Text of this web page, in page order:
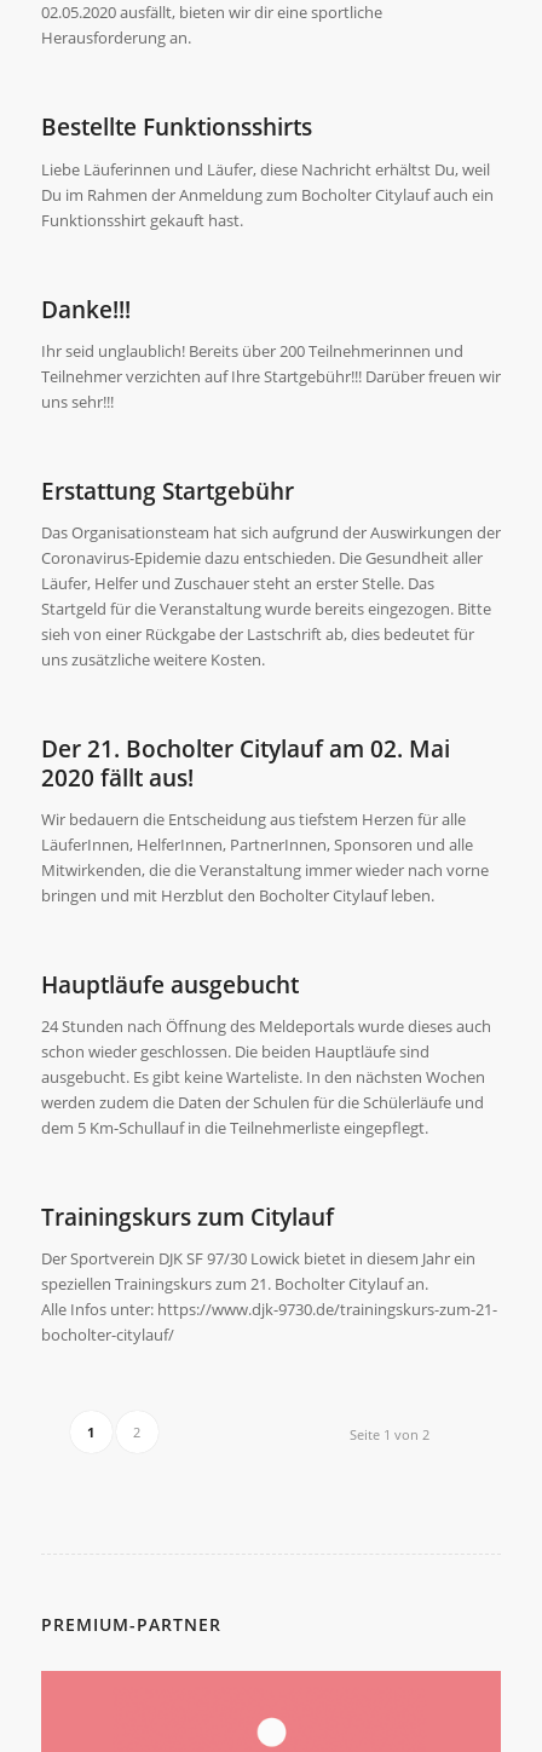
02.05.2020 ausfällt, bieten wir dir eine sportliche
Herausforderung an.
Bestellte Funktionsshirts
Liebe Läuferinnen und Läufer, diese Nachricht erhältst Du, weil
Du im Rahmen der Anmeldung zum Bocholter Citylauf auch ein
Funktionsshirt gekauft hast.
Danke!!!
Ihr seid unglaublich! Bereits über 200 Teilnehmerinnen und
Teilnehmer verzichten auf Ihre Startgebühr!!! Darüber freuen wir
uns sehr!!!
Erstattung Startgebühr
Das Organisationsteam hat sich aufgrund der Auswirkungen der
Coronavirus-Epidemie dazu entschieden. Die Gesundheit aller
Läufer, Helfer und Zuschauer steht an erster Stelle. Das
Startgeld für die Veranstaltung wurde bereits eingezogen. Bitte
sieh von einer Rückgabe der Lastschrift ab, dies bedeutet für
uns zusätzliche weitere Kosten.
Der 21. Bocholter Citylauf am 02. Mai
2020 fällt aus!
Wir bedauern die Entscheidung aus tiefstem Herzen für alle
LäuferInnen, HelferInnen, PartnerInnen, Sponsoren und alle
Mitwirkenden, die die Veranstaltung immer wieder nach vorne
bringen und mit Herzblut den Bocholter Citylauf leben.
Hauptläufe ausgebucht
24 Stunden nach Öffnung des Meldeportals wurde dieses auch
schon wieder geschlossen. Die beiden Hauptläufe sind
ausgebucht. Es gibt keine Warteliste. In den nächsten Wochen
werden zudem die Daten der Schulen für die Schülerläufe und
dem 5 Km-Schullauf in die Teilnehmerliste eingepflegt.
Trainingskurs zum Citylauf
Der Sportverein DJK SF 97/30 Lowick bietet in diesem Jahr ein
speziellen Trainingskurs zum 21. Bocholter Citylauf an.
Alle Infos unter: https://www.djk-9730.de/trainingskurs-zum-21-
bocholter-citylauf/
Seite 1 von 2
1 2
PREMIUM-PARTNER